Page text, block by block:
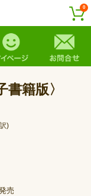
0
籍版〉
)
売